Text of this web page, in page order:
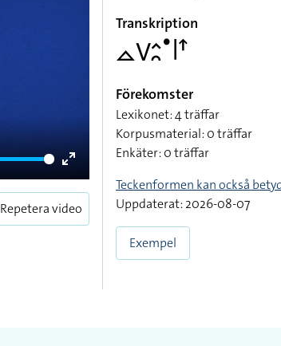
Enter
fullscreen
Repetera video
Transkription
􌤼􌤭􌤵􌥘􌤟􌥼􌦃
Förekomster
Lexikonet: 4 träffar
Korpusmaterial: 0 träffar
Enkäter: 0 träffar
Teckenformen kan också
Uppdaterat: 2026-08-07
Exempel